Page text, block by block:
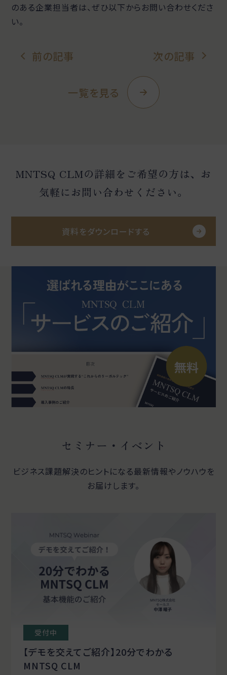
のある企業担当者は、ぜひ以下からお問い合わせくださ
い。
前の記事
一覧を見る
次の記事
MNTSQ CLMの詳細をご希望の方は、お
気軽にお問い合わせください。
資料をダウンロードする
セミナー・イベント
ビジネス課題解決のヒントになる最新情報やノウハウを
お届けします。
受付中
【デモを交えてご紹介】20分でわかる
MNTSQ CLM